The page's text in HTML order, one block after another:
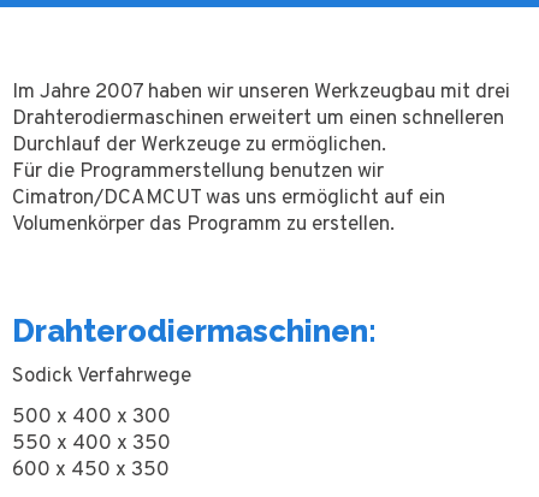
Im Jahre 2007 haben wir unseren Werkzeugbau mit drei
Drahterodiermaschinen erweitert um einen schnelleren
Durchlauf der Werkzeuge zu ermöglichen.
Für die Programmerstellung benutzen wir
Cimatron/DCAMCUT was uns ermöglicht auf ein
Volumenkörper das Programm zu erstellen.
Drahterodiermaschinen:
Sodick Verfahrwege
500 x 400 x 300
550 x 400 x 350
600 x 450 x 350